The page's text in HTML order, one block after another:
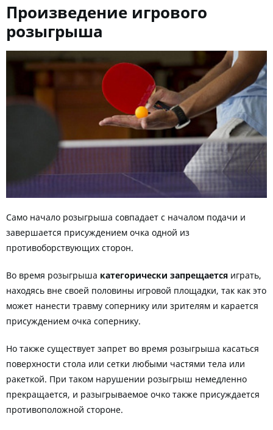
Произведение игрового
розыгрыша
Само начало розыгрыша совпадает с началом подачи и
завершается присуждением очка одной из
противоборствующих сторон.
Во время розыгрыша категорически запрещается играть,
находясь вне своей половины игровой площадки, так как это
может нанести травму сопернику или зрителям и карается
присуждением очка сопернику.
Но также существует запрет во время розыгрыша касаться
поверхности стола или сетки любыми частями тела или
ракеткой. При таком нарушении розыгрыш немедленно
прекращается, и разыгрываемое очко также присуждается
противоположной стороне.